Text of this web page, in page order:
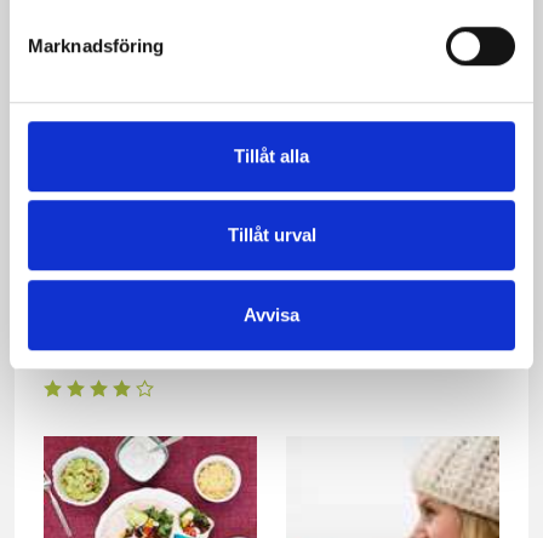
Marknadsföring
Tillåt alla
Tillåt urval
Avvisa
Präst® och senapsbakat
lammracks
Korvgryta